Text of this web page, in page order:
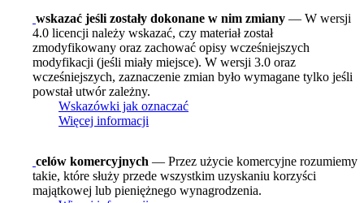
wskazać jeśli zostały dokonane w nim zmiany — W wersji
4.0 licencji należy wskazać, czy materiał został
zmodyfikowany oraz zachować opisy wcześniejszych
modyfikacji (jeśli miały miejsce). W wersji 3.0 oraz
wcześniejszych, zaznaczenie zmian było wymagane tylko jeśli
powstał utwór zależny.
Wskazówki jak oznaczać
Więcej informacji
celów komercyjnych — Przez użycie komercyjne rozumiemy
takie, które służy przede wszystkim uzyskaniu korzyści
majątkowej lub pieniężnego wynagrodzenia.